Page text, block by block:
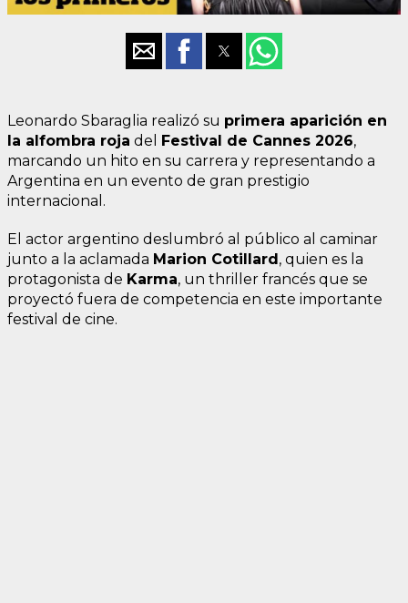
Leonardo Sbaraglia realizó su primera aparición en
la alfombra roja del Festival de Cannes 2026,
marcando un hito en su carrera y representando a
Argentina en un evento de gran prestigio
internacional.
El actor argentino deslumbró al público al caminar
junto a la aclamada Marion Cotillard, quien es la
protagonista de Karma, un thriller francés que se
proyectó fuera de competencia en este importante
festival de cine.